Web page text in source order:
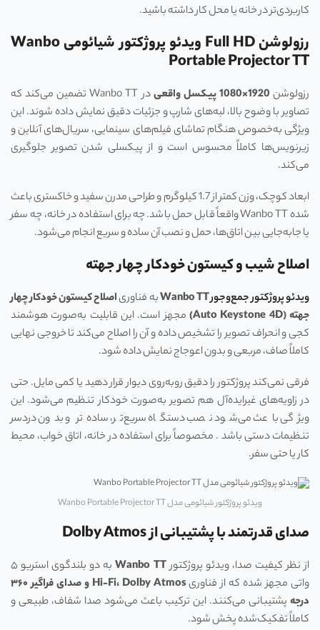
کاربردی‌تر در خانه یا محل کار داشته باشید.
رزولوشن Full HD ویدئو پروژکتور شیائومی Wanbo
Portable Projector TT
رزولوشن 1920×1080 پیکسل واقعی
در Wanbo TT تضمین می‌کند که
تصاویر با وضوح بالا، لبه‌های شارپ و جزئیات دقیق نمایش داده شوند. این
ویژگی به‌خصوص هنگام تماشای فیلم‌های سینمایی، سریال‌های آنلاین و
زیرنویس‌ها کاملاً محسوس است و از پیکسلی شدن تصویر جلوگیری
می‌کند.
ابعاد کوچک، وزن کمتر از 1.7 کیلوگرم و طراحی مدرن سفید و خاکستری باعث
شده Wanbo TT واقعاً قابل حمل باشد. چه برای استفاده در خانه، چه سفر
یا جابه‌جایی بین اتاق‌ها، حمل و نصب آن ساده و سریع انجام می‌شود.
اصلاح شیب و کیستون خودکار چهار جهته
ویدئو پروژکتور جمع‌وجورWanbo TTبه فناوریاصلاح کیستون خودکار چهار
جهته (Auto Keystone 4D
) مجهز است. این قابلیت به‌صورت هوشمند
کجی و انحراف تصویر را تشخیص داده و آن را اصلاح می‌کند تا خروجی نهایی
کاملاً صاف، مربعی و بدون اعوجاج نمایش داده شود.
فرقی نمی‌کند پروژکتور را دقیق روبه‌روی دیوار قرار دهید یا کمی مایل. حتی
در زاویه‌های غیرایده‌آل هم تصویر به‌صورت خودکار تنظیم می‌شود. این
ویژگی باعث می‌شود نصب دستگاه سریع‌تر، ساده‌تر و بدون دردسر
تنظیمات دستی باشد . مخصوصاً برای استفاده در خانه، اتاق خواب، محیط
کار یا حتی سفر.
ویدئو پروژکتور شیائومی مدل Wanbo Portable Projector TT
صدای قدرتمند با پشتیبانی از Dolby Atmos
از نظر کیفیت صدا، ویدئو پروژکتورWanbo TT
به دو بلندگوی استریو ۵
واتی مجهز شده که از فناوری
Hi‑Fi، Dolby Atmos
و صدای فراگیر ۳۶۰
درجه پشتیبانی می‌کنند. این ترکیب باعث می‌شود صدا شفاف، طبیعی و
کاملاً تفکیک‌شده پخش شود.